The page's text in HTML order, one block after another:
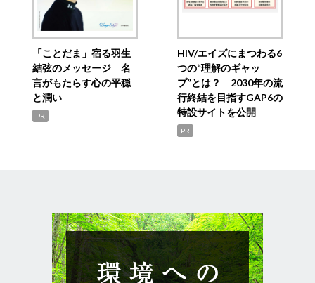
「ことだま」宿る羽生
結弦のメッセージ 名
言がもたらす心の平穏
と潤い
PR
HIV/エイズにまつわる6
つの“理解のギャッ
プ”とは？ 2030年の流
行終結を目指すGAP6の
特設サイトを公開
PR